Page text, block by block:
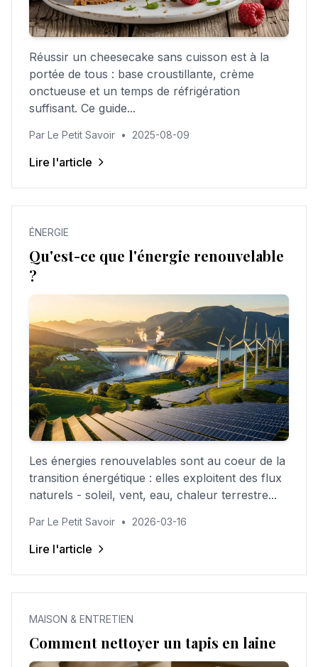
Réussir un cheesecake sans cuisson est à la
portée de tous : base croustillante, crème
onctueuse et un temps de réfrigération
suffisant. Ce guide...
Par Le Petit Savoir • 2025-08-09
Lire l'article
ÉNERGIE
Qu'est-ce que l'énergie renouvelable
?
Les énergies renouvelables sont au coeur de la
transition énergétique : elles exploitent des flux
naturels - soleil, vent, eau, chaleur terrestre...
Par Le Petit Savoir • 2026-03-16
Lire l'article
MAISON & ENTRETIEN
Comment nettoyer un tapis en laine